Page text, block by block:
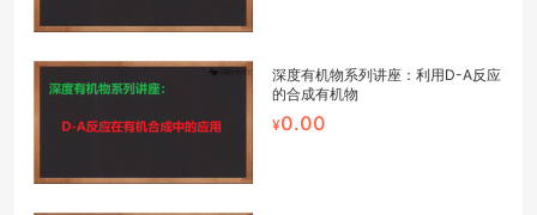
深度有机物系列讲座：利用D-A反应
的合成有机物
0.00